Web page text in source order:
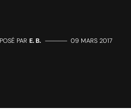
PAR E. B. ————— 09 MARS 2017